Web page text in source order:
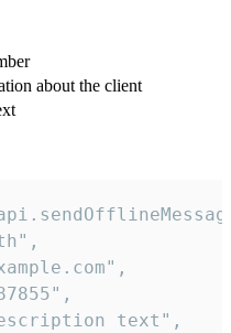
about the client
text",